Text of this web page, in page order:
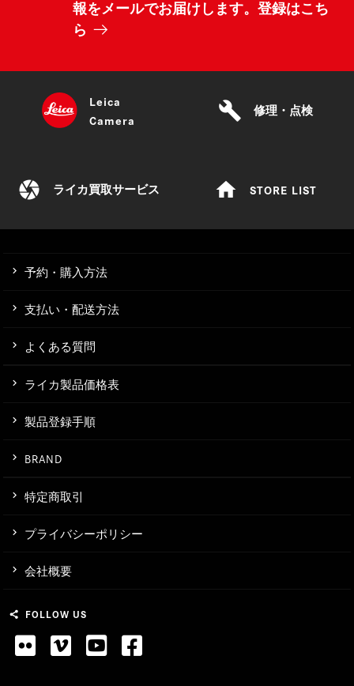
報をメールでお届けします。登録はこち
ら
Leica
Camera
build 修理・点検
camera ライカ買取サービス home STORE LIST
予約・購入方法
支払い・配送方法
よくある質問
ライカ製品価格表
製品登録手順
BRAND
特定商取引
プライバシーポリシー
会社概要
share FOLLOW US